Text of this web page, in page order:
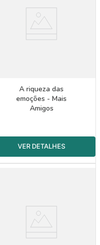
A riqueza das
emoções - Mais
Amigos